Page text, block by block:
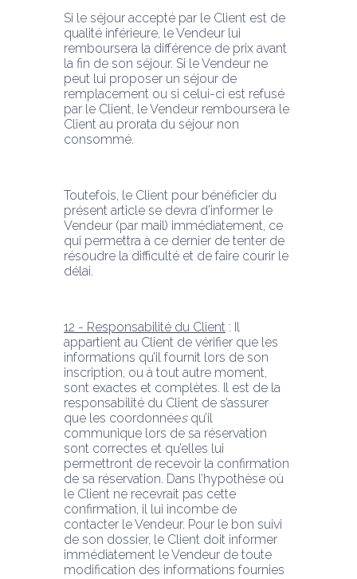
Si le séjour accepté par le Client est de
qualité inférieure, le Vendeur lui
remboursera la différence de prix avant
la fin de son séjour. Si le Vendeur ne
peut lui proposer un séjour de
remplacement ou si celui-ci est refusé
par le Client, le Vendeur remboursera le
Client au prorata du séjour non
consommé.
Toutefois, le Client pour bénéficier du
présent article se devra d’informer le
Vendeur (par mail) immédiatement, ce
qui permettra à ce dernier de tenter de
résoudre la difficulté et de faire courir le
délai.
12 - Responsabilité du Client : Il
appartient au Client de vérifier que les
informations qu’il fournit lors de son
inscription, ou à tout autre moment,
sont exactes et complètes. Il est de la
responsabilité du Client de s’assurer
que les coordonnées qu’il
communique lors de sa réservation
sont correctes et qu’elles lui
permettront de recevoir la confirmation
de sa réservation. Dans l’hypothèse où
le Client ne recevrait pas cette
confirmation, il lui incombe de
contacter le Vendeur. Pour le bon suivi
de son dossier, le Client doit informer
immédiatement le Vendeur de toute
modification des informations fournies